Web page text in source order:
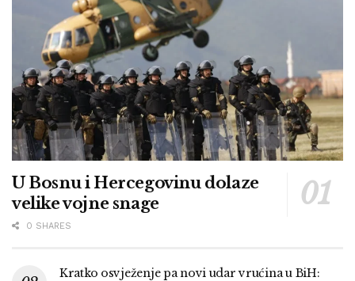
U Bosnu i Hercegovinu dolaze
velike vojne snage
0 SHARES
Kratko osvježenje pa novi udar vrućina u BiH: